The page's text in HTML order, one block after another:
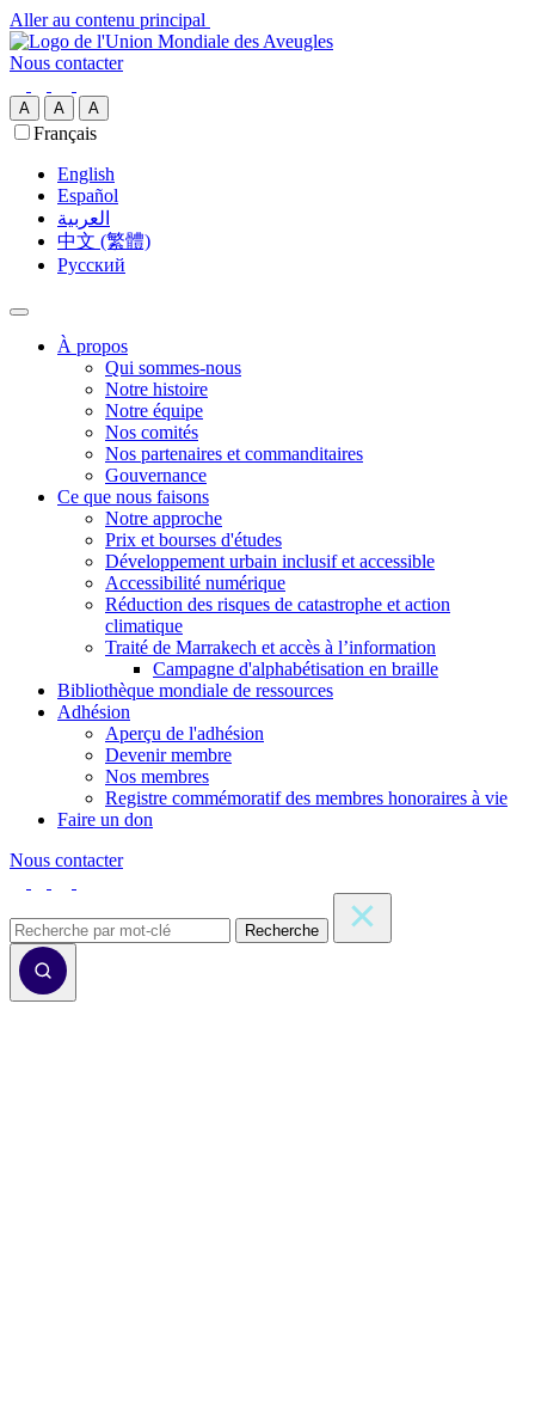
Aller au contenu principal
Nous contacter
A A A
Français
English
Español
العربية‏
中文 (繁體)
Русский
À propos
Qui sommes-nous
Notre histoire
Notre équipe
Nos comités
Nos partenaires et commanditaires
Gouvernance
Ce que nous faisons
Notre approche
Prix et bourses d'études
Développement urbain inclusif et accessible
Accessibilité numérique
Réduction des risques de catastrophe et action
climatique
Traité de Marrakech et accès à l’information
Campagne d'alphabétisation en braille
Bibliothèque mondiale de ressources
Adhésion
Aperçu de l'adhésion
Devenir membre
Nos membres
Registre commémoratif des membres honoraires à vie
Faire un don
Nous contacter
Recherche